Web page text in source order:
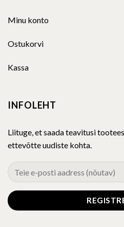
Minu konto
Ostukorvi
Kassa
INFOLEHT
Liituge, et saada teavitusi
ettevõtte uudiste kohta.